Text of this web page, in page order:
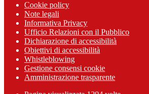
Cookie policy
Note legali
Informativa Privacy
Ufficio Relazioni con il Pubblico
Dichiarazione di accessibilità
Obiettivi di accessibilità
Whistleblowing
Gestione consensi cookie
Amministrazione trasparente